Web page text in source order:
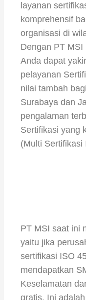
layanan
komprehensif
organisasi di
Dengan PT
Anda dapat
pelayanan
nilai tambah
Surabaya dan
pengalaman
Sertifikasi yang
(Multi Sertifikasi
PT MSI saat ini
yaitu jika
sertifikasi ISO
mendapatkan
Keselamatan
gratis. Ini